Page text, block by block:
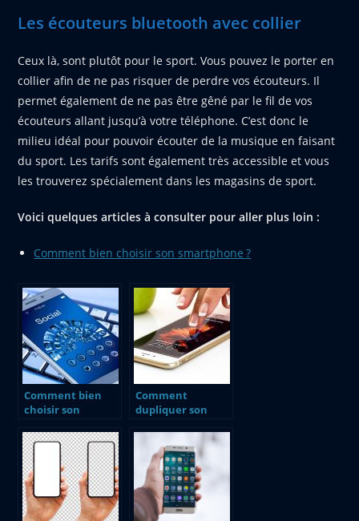
Les écouteurs bluetooth avec collier
Ceux là, sont plutôt pour le sport. Vous pouvez le porter en
collier afin de ne pas risquer de perdre vos écouteurs. Il
permet également de ne pas être gêné par le fil de vos
écouteurs allant jusqu’à votre téléphone. C’est donc le
milieu idéal pour pouvoir écouter de la musique en faisant
du sport. Les tarifs sont également très accessible et vous
les trouverez spécialement dans les magasins de sport.
Voici quelques articles à consulter pour aller plus loin :
Comment bien choisir son smartphone ?
Comment bien
choisir son
Comment
dupliquer son
smartphone ?